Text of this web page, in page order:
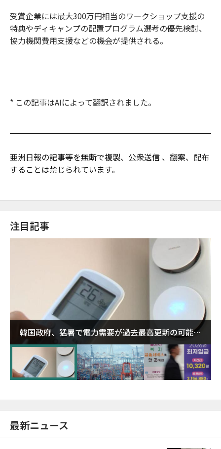
受賞企業には最大300万円相当のワークショップ支援の
特典やディキャンプの配置プログラム選考の優先検討、
協力機関費用支援などの機会が提供される。
* この記事はAIによって翻訳されました。
亜洲日報の記事等を無断で複製、公衆送信 、翻案、配布
することは禁じられています。
注目記事
韓国政府、猛暑で電力需要が過去最高更新の可能性
に需給対応体制を点検
最新ニュース